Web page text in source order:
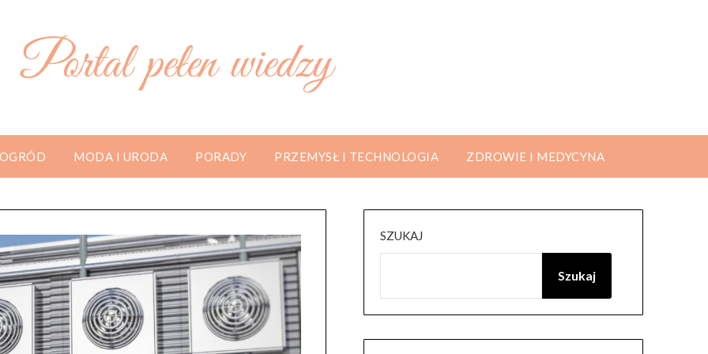
Portal pełen wiedzy
MODA I URODA PORADY PRZEMYSŁ I TECHNOLOGIA ZDROWIE I MEDYCYNA
SZUKAJ
Szukaj